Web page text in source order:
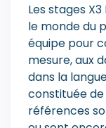
Les stages
le monde du
équipe pour
mesure, aux
dans la
constituée
références